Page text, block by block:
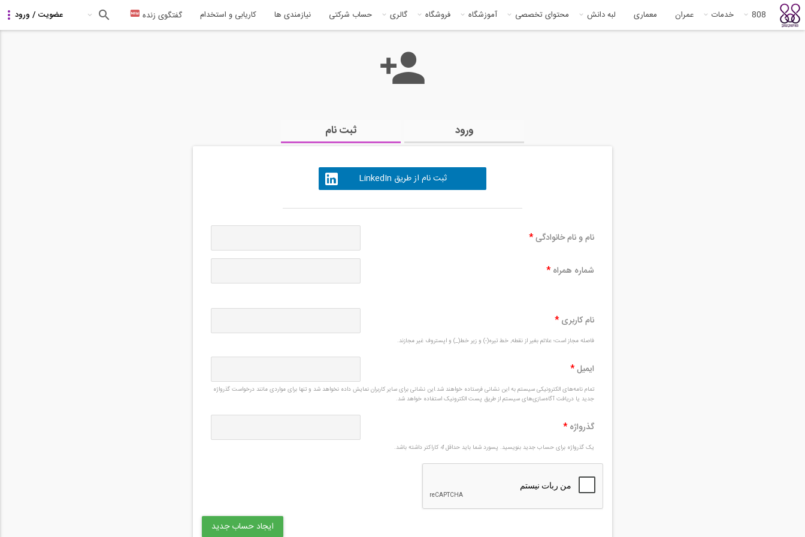
808 خدمات عمران معماری لبه دانش محتوای تخصصی آموزشگاه فروشگاه گالری حساب شرکتی نیازمندی ها کاریابی و استخدام گفتگوی زنده
ورود ثبت نام
ثبت نام از طریق LinkedIn
نام و نام خانوادگی*
شماره همراه *
نام کاربری *
فاصله مجاز است؛ علائم بغیر از نقطه, خط تیره(-) و زیر خط(_) و اپستروف غیر مجازند.
ایمیل*
تمام نامه‌های الکترونیکی سیستم به این نشانی فرستاده خواهند شد.این نشانی برای سایر کاربران نمایش داده نخواهد شد و تنها برای مواردی مانند درخواست گذرواژه
جدید یا دریافت آگاه‌سازی‌های سیستم از طریق پست الکترونیک استفاده خواهد شد.
گذرواژه *
یک گذرواژه برای حساب جدید بنویسید. پسورد شما باید حداقل4 کاراکتر داشته باشد.